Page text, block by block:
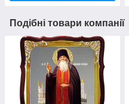
Подібні товари компанії